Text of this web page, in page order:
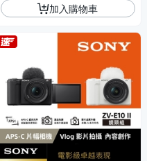
加入購物車